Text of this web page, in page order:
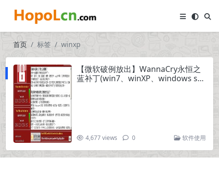
首页 标签 winxp
【微软破例放出】WannaCry永恒之
蓝补丁(win7、winXP、windows ser
4,677 views 0 软件使用